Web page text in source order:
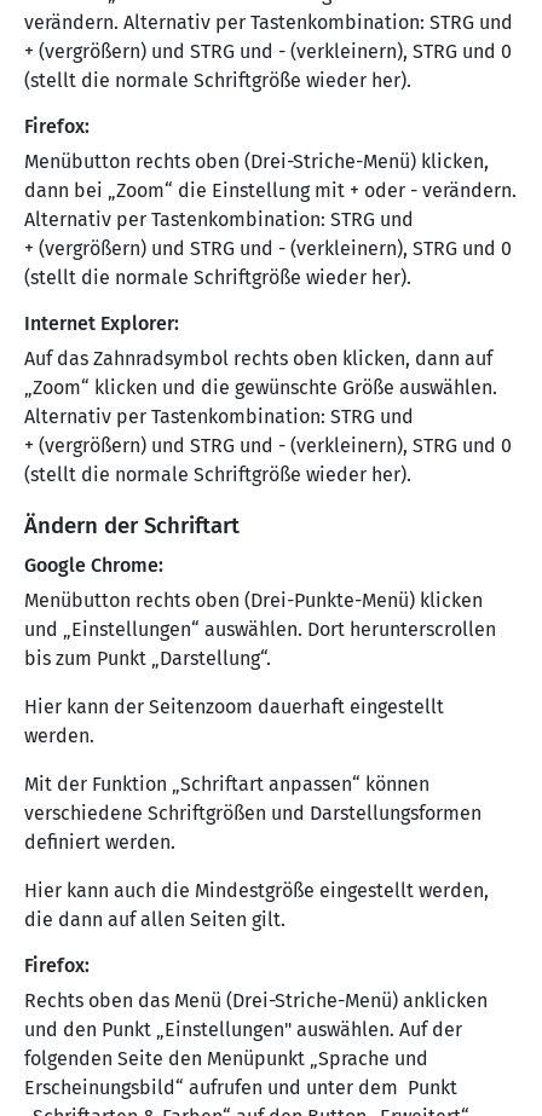
verändern. Alternativ per Tastenkombination: STRG und
+ (vergrößern) und STRG und - (verkleinern), STRG und 0
(stellt die normale Schriftgröße wieder her).
Firefox:
Menübutton rechts oben (Drei-Striche-Menü) klicken,
dann bei „Zoom“ die Einstellung mit + oder - verändern.
Alternativ per Tastenkombination: STRG und
+ (vergrößern) und STRG und - (verkleinern), STRG und 0
(stellt die normale Schriftgröße wieder her).
Internet Explorer:
Auf das Zahnradsymbol rechts oben klicken, dann auf
„Zoom“ klicken und die gewünschte Größe auswählen.
Alternativ per Tastenkombination: STRG und
+ (vergrößern) und STRG und - (verkleinern), STRG und 0
(stellt die normale Schriftgröße wieder her).
Ändern der Schriftart
Google Chrome:
Menübutton rechts oben (Drei-Punkte-Menü) klicken
und „Einstellungen“ auswählen. Dort herunterscrollen
bis zum Punkt „Darstellung“.
Hier kann der Seitenzoom dauerhaft eingestellt
werden.
Mit der Funktion „Schriftart anpassen“ können
verschiedene Schriftgrößen und Darstellungsformen
definiert werden.
Hier kann auch die Mindestgröße eingestellt werden,
die dann auf allen Seiten gilt.
Firefox:
Rechts oben das Menü (Drei-Striche-Menü) anklicken
und den Punkt „Einstellungen" auswählen. Auf der
folgenden Seite den Menüpunkt „Sprache und
Erscheinungsbild“ aufrufen und unter dem Punkt